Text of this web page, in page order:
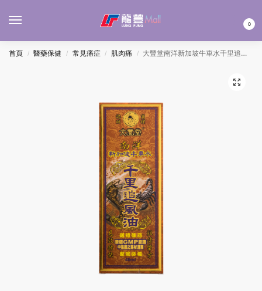
0
首頁 / 醫藥保健 / 常見痛症 / 肌肉痛 / 大豐堂南洋新加坡牛車水千里追風油 40ML